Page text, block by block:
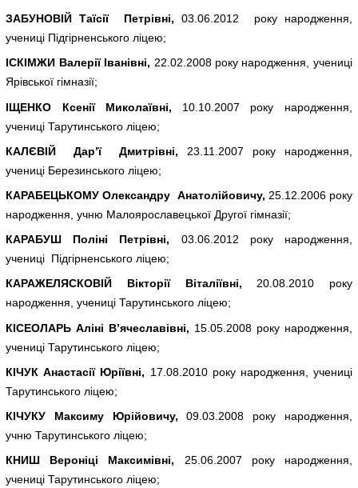
ЗАБУНОВІЙ Таїсії Петрівні, 03.06.2012 року народження,
учениці Підгірненського ліцею;
ІСКІМЖИ Валерії Іванівні, 22.02.2008 року народження, учениці
Ярівської гімназії;
ІЩЕНКО Ксенії Миколаївні, 10.10.2007 року народження,
учениці Тарутинського ліцею;
КАЛЄВІЙ Дар’ї Дмитрівні, 23.11.2007 року народження,
учениці Березинського ліцею;
КАРАБЕЦЬКОМУ Олександру Анатолійовичу, 25.12.2006 року
народження, учню Малоярославецької Другої гімназії;
КАРАБУШ Поліні Петрівні, 03.06.2012 року народження,
учениці Підгірненського ліцею;
КАРАЖЕЛЯСКОВІЙ Вікторії Віталіївні, 20.08.2010 року
народження, учениці Тарутинського ліцею;
КІСЕОЛАРЬ Аліні В’ячеславівні, 15.05.2008 року народження,
учениці Тарутинського ліцею;
КІЧУК Анастасії Юріївні, 17.08.2010 року народження, учениці
Тарутинського ліцею;
КІЧУКУ Максиму Юрійовичу, 09.03.2008 року народження,
учню Тарутинського ліцею;
КНИШ Вероніці Максимівні, 25.06.2007 року народження,
учениці Тарутинського ліцею;